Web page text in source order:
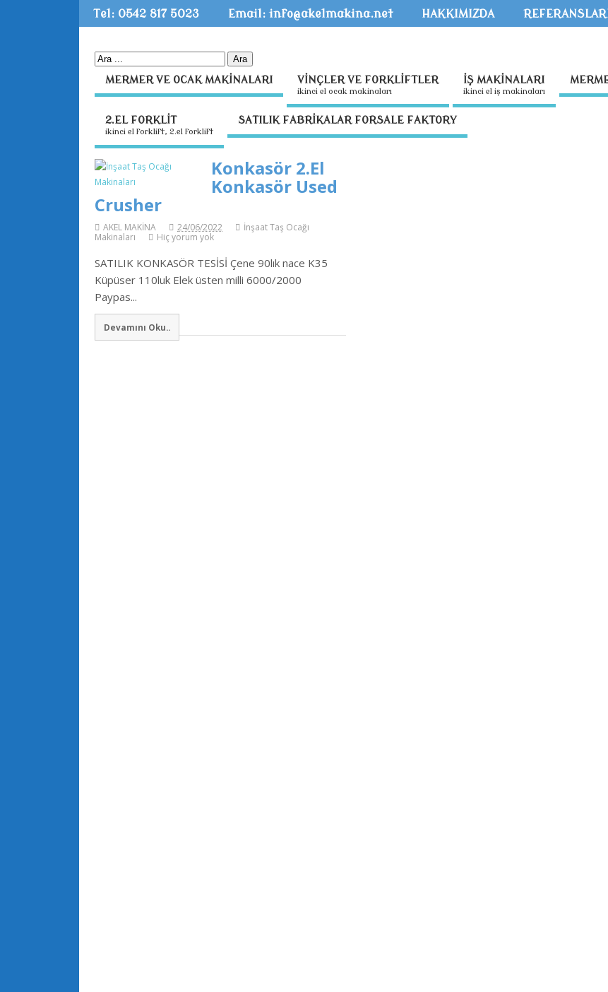
Tel: 0542 817 5023 Email: info@akelmakina.net HAKKIMIZDA
MERMER VE OCAK MAKİNALARI VİNÇLER VE FORKLİFTLER
i̇ki̇nci̇ el ocak maki̇nalari
İŞ MAKİNALARI
i̇ki̇nci̇ el i̇ş maki̇nalari
2.EL FORKLİT
ikinci el forklift, 2.el forklift
SATILIK FABRİKALAR FORSALE FAKTORY
Konkasör 2.El
Konkasör Used
Crusher
AKEL MAKİNA 24/06/2022
İnşaat Taş Ocağı
Makinaları
Hiç yorum yok
SATILIK KONKASÖR TESİSİ Çene 90lık nace K35
Küpüser 110luk Elek üsten milli 6000/2000
Paypas...
Devamını Oku..